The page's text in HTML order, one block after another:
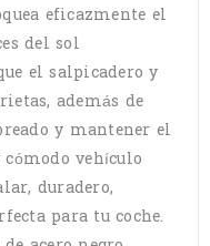
eficazmente el
del sol
el salpicadero y
además de
y mantener el
vehículo
duradero,
para tu coche.